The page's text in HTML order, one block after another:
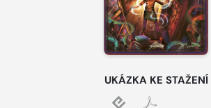
UKÁZKA KE STAŽENÍ